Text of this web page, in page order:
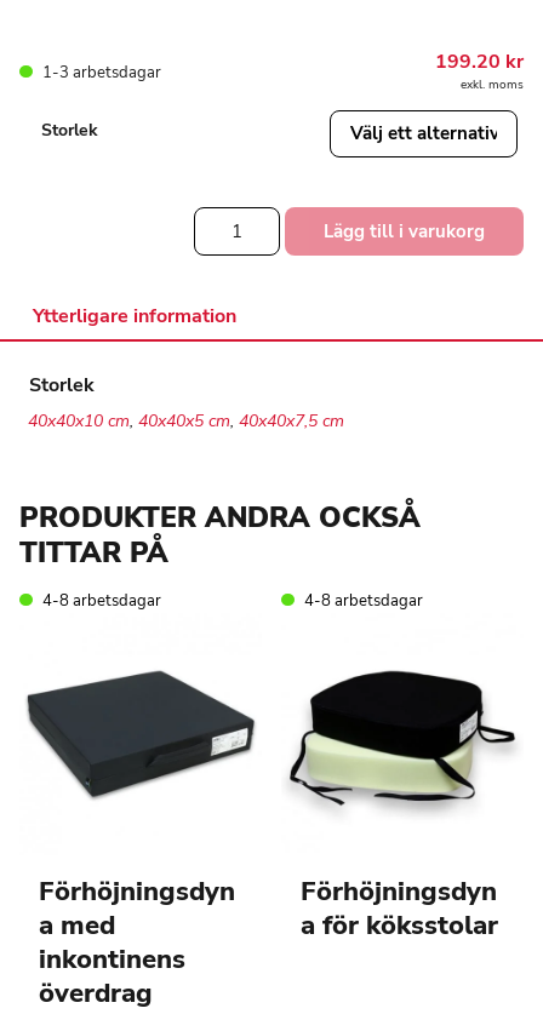
1-3 arbetsdagar 199.20 kr
exkl. moms
Storlek
Överdrag
Förhöjningsdyna
BIMA
Lägg till i varukorg
Ytterligare information
Storlek
40x40x10 cm, 40x40x5 cm, 40x40x7,5 cm
PRODUKTER ANDRA OCKSÅ
TITTAR PÅ
4-8 arbetsdagar
Förhöjningsdyn
a med
inkontinens
överdrag
4-8 arbetsdagar
Förhöjningsdyn
a för köksstolar